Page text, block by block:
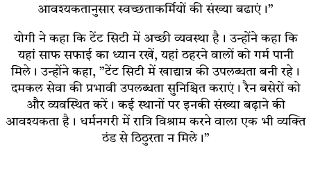
आवश्यकतानुसार स्वच्छताकर्मियों की संख्या बढाएं।”
योगी ने कहा कि टेंट सिटी में अच्छी व्यवस्था है। उन्होंने कहा कि
यहां साफ सफाई का ध्यान रखें, यहां ठहरने वालों को गर्म पानी
मिले। उन्होंने कहा, ”टेंट सिटी में खाद्यान्न की उपलब्धता बनी रहे।
दमकल सेवा की प्रभावी उपलब्धता सुनिश्चित कराएं। रैन बसेरों को
और व्यवस्थित करें। कई स्थानों पर इनकी संख्या बढ़ाने की
आवश्यकता है। धर्मनगरी में रात्रि विश्राम करने वाला एक भी व्यक्ति
ठंड से ठिठुरता न मिले।”